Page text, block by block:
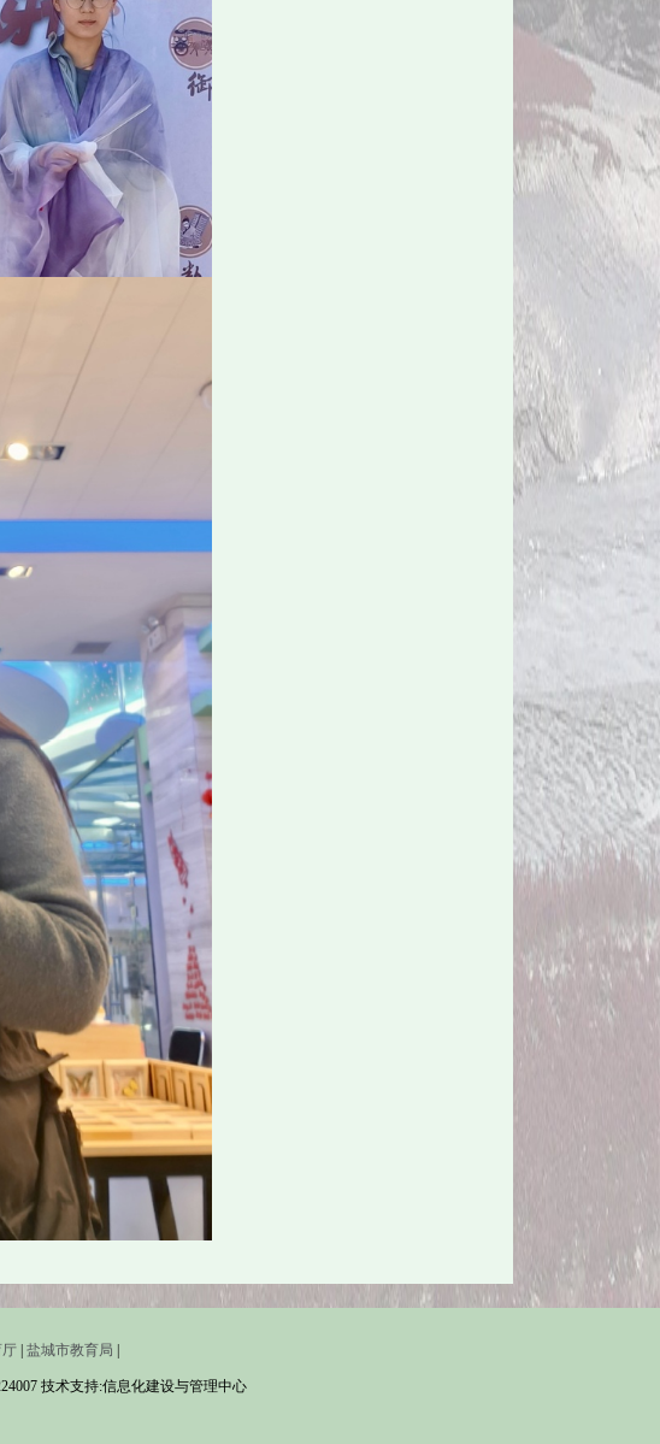
盐城市教育局
技术支持:信息化建设与管理中心